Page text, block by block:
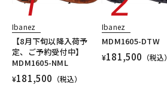
Ibanez
【8月下旬以降入荷予
定、ご予約受付中】
MDM1605-NML
¥181,500 （税込）
Ibanez
MDM1605-DTW
¥181,500 （税込）